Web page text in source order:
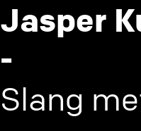
Jasper
-
Slang